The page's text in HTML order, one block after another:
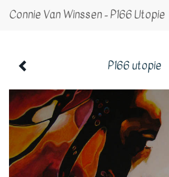
Connie Van Winssen - P166 Utopie
P166 utopie